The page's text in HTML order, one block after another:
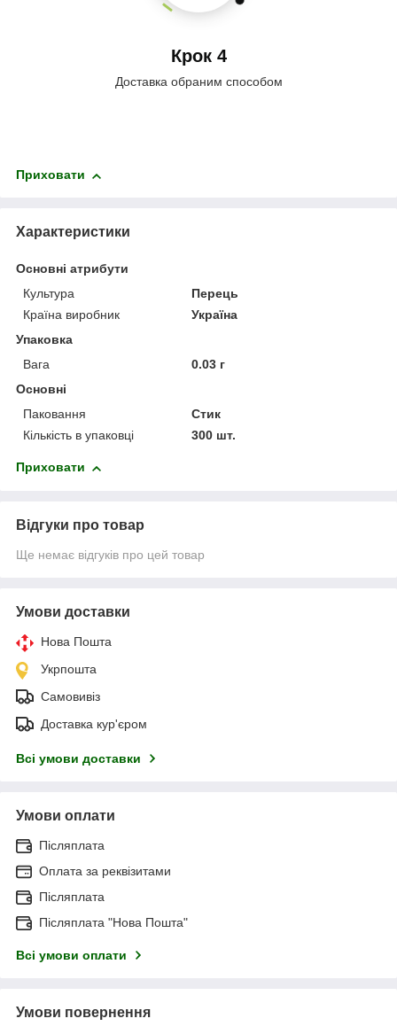
Крок 4
Доставка обраним способом
Приховати
Характеристики
Основні атрибути
Культура
Перець
Країна виробник
Україна
Упаковка
Вага
0.03 г
Основні
Паковання
Стик
Кількість в упаковці
300 шт.
Приховати
Відгуки про товар
Ще немає відгуків про цей товар
Умови доставки
Нова Пошта
Укрпошта
Самовивіз
Доставка кур'єром
Всі умови доставки
Умови оплати
Післяплата
Оплата за реквізитами
Післяплата
Післяплата "Нова Пошта"
Всі умови оплати
Умови повернення